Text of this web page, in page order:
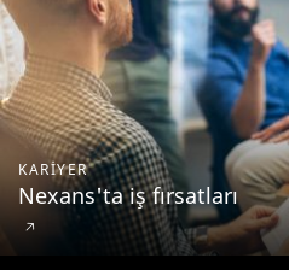
KARIYER
Nexans'ta iş fırsatları
🡥